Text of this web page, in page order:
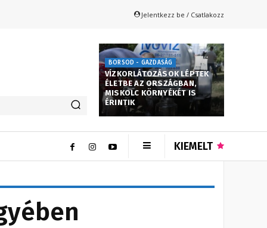
Jelentkezz be / Csatlakozz
BORSOD - GAZDASÁG
VÍZKORLÁTOZÁSOK LÉPTEK
ÉLETBE AZ ORSZÁGBAN,
MISKOLC KÖRNYÉKÉT IS
ÉRINTIK
KIEMELT